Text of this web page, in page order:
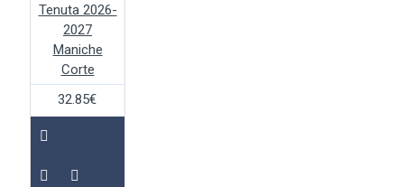
Tenuta 2026-
2027
Maniche
Corte
32.85€